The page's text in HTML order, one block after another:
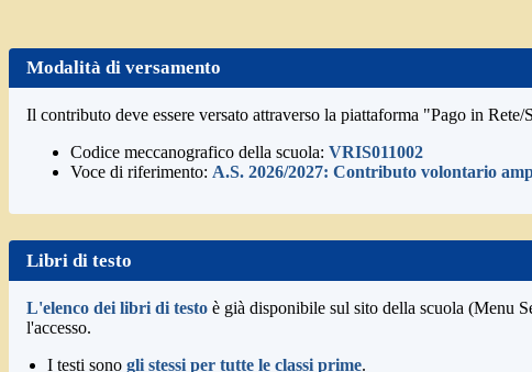
Modalità di versamento
Il contributo deve essere versato attraverso la piattaforma "Pago in
Codice meccanografico della scuola: VRIS011002
Voce di riferimento: A.S. 2026/2027: Contributo volontario
Libri di testo
L'elenco dei libri di testo è già disponibile sul sito della scuola (Menu
l'accesso.
I testi sonogli stessi per tutte le classi prime.